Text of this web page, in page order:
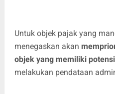
Untuk objek pajak yang
menegaskan akan
objek yang memiliki
melakukan pendataan